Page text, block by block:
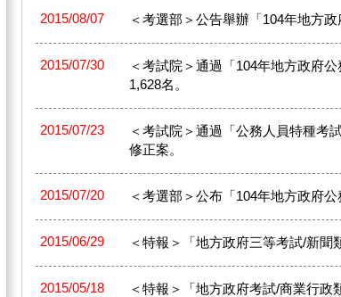
2015/08/07 ＜考選部＞公告舉辦「104年地方政
2015/07/30
＜考試院＞通過「104年地方政府
1,628名。
2015/07/23
＜考試院＞通過「公務人員特種考
修正案。
2015/07/20 ＜考選部＞公布「104年地方政府
2015/06/29 ＜特報＞「地方政府三等考試/新聞
2015/05/18 ＜特報＞「地方政府考試/商業行政